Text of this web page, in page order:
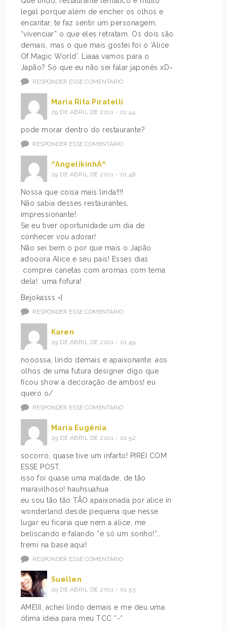
legal porque além de encher os olhos e
encantar, te faz sentir um personagem,
“vivenciar” o que eles retratam. Os dois são
demais, mas o que mais gostei foi o ‘Alice
Of Magic World’. Liaaa vamos para o
Japão? Só que eu não sei falar japonês xD~
RESPONDER ESSE COMENTÁRIO
Maria Rita Piratelli
29 DE ABRIL DE 2011 - 01:44
pode morar dentro do restaurante?
RESPONDER ESSE COMENTÁRIO
^AngelikinhA^
29 DE ABRIL DE 2011 - 01:48
Nossa que coisa mais linda!!!!
Não sabia desses restaurantes,
impressionante!
Se eu tiver oportunidade um dia de
conhecer vou adorar!
Não sei bem o por que mais o Japão
adooora Alice e seu pais! Esses dias
comprei canetas com aromas com tema
dela! uma fofura!
Bejokasss =]
RESPONDER ESSE COMENTÁRIO
Karen
29 DE ABRIL DE 2011 - 01:49
nooossa, lindo demais e apaixonante. aos
olhos de uma futura designer digo que
ficou show a decoração de ambos! eu
quero o/
RESPONDER ESSE COMENTÁRIO
Maria Eugênia
29 DE ABRIL DE 2011 - 01:52
socorro, quase tive um infarto! PIREI COM
ESSE POST,
isso foi quase uma maldade, de tão
maravilhoso! hauhsuahua
eu sou tão tão TÃO apaixonada por alice in
wonderland desde pequena que nesse
lugar eu ficaria que nem a alice, me
beliscando e falando ”é só um sonho!”…
tremi na base aqui!
RESPONDER ESSE COMENTÁRIO
Suellen
29 DE ABRIL DE 2011 - 01:53
AMEIII, achei lindo demais e me deu uma
ótima ideia para meu TCC *-*